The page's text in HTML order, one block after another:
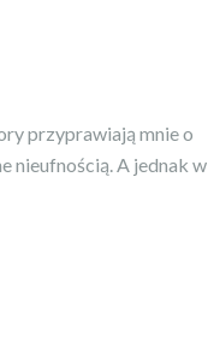
przyprawiają mnie o
nieufnością. A jednak w